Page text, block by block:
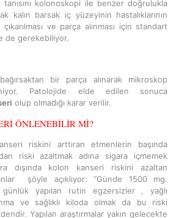
kolonoskopi ile benzer doğrulukla
kalın barsak iç yüzeyinin hastalıklarının
ve parça alınması için standart
de gerekebiliyor.
bir parça alınarak mikroskop
Patolojide elde edilen sonuca
olup olmadığı karar verilir.
ÖNLENEBİLİR Mİ?
riskini arttıran etmenlerin başında
riski azaltmak adına sigara içmemek
dışında kolon kanseri riskini azaltan
şöyle açıklıyor: “Günde 1500 mg.
günlük yapılan rutin egzersizler , yağlı
ve sağlıklı kiloda olmak da bu riski
Yapılan araştırmalar yakın gelecekte